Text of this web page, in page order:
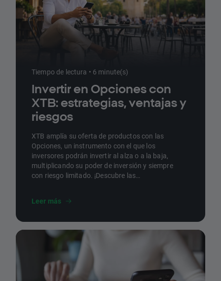
Tiempo de lectura • 6 minute(s)
Invertir en Opciones con
XTB: estrategias, ventajas y
riesgos
XTB amplía su oferta de productos con las
Opciones, un instrumento con el que los
inversores podrán invertir al alza o a la baja,
multiplicando su poder de inversión y siempre
con riesgo limitado. ¡Descubre las
Leer más